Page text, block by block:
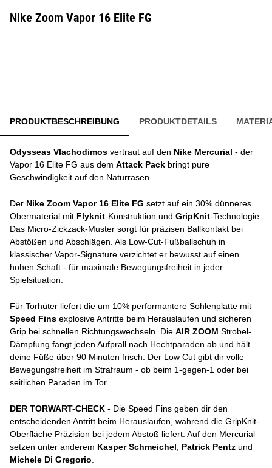
Nike Zoom Vapor 16 Elite FG
PRODUKTBESCHREIBUNG PRODUKTDETAILS
Odysseas Vlachodimos vertraut auf den Nike Mercurial - der
Vapor 16 Elite FG aus dem Attack Pack bringt pure
Geschwindigkeit auf den Naturrasen.
Der Nike Zoom Vapor 16 Elite FG setzt auf ein 30% dünneres
Obermaterial mit Flyknit-Konstruktion und GripKnit-Technologie.
Das Micro-Zickzack-Muster sorgt für präzisen Ballkontakt bei
Abstößen und Abschlägen. Als Low-Cut-Fußballschuh in
klassischer Vapor-Signature verzichtet er bewusst auf einen
hohen Schaft - für maximale Bewegungsfreiheit in jeder
Spielsituation.
Für Torhüter liefert die um 10% performantere Sohlenplatte mit
Speed Fins explosive Antritte beim Herauslaufen und sicheren
Grip bei schnellen Richtungswechseln. Die AIR ZOOM Strobel-
Dämpfung fängt jeden Aufprall nach Hechtparaden ab und hält
deine Füße über 90 Minuten frisch. Der Low Cut gibt dir volle
Bewegungsfreiheit im Strafraum - ob beim 1-gegen-1 oder bei
seitlichen Paraden im Tor.
DER TORWART-CHECK - Die Speed Fins geben dir den
entscheidenden Antritt beim Herauslaufen, während die GripKnit-
Oberfläche Präzision bei jedem Abstoß liefert. Auf den Mercurial
setzen unter anderem Kasper Schmeichel Patrick Pentz und
Michele Di Gregorio